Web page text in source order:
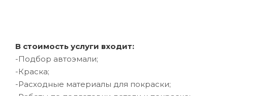
В стоимость услуги входит:
-Подбор автоэмали;
-Краска;
-Расходные материалы для покраски;